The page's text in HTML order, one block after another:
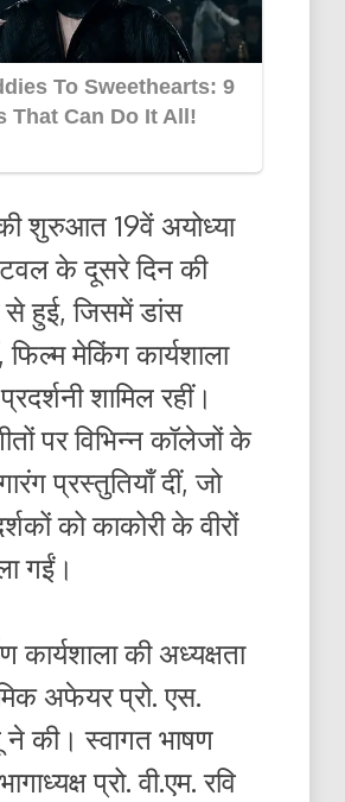
शुरुआत 19वें अयोध्या
के दूसरे दिन की
से हुई, जिसमें डांस
फिल्म मेकिंग कार्यशाला
शामिल रहीं।
पर विभिन्न कॉलेजों के
प्रस्तुतियाँ दीं, जो
को काकोरी के वीरों
गईं।
कार्यशाला की अध्यक्षता
अफेयर प्रो. एस.
ने की। स्वागत भाषण
प्रो. वी.एम. रवि